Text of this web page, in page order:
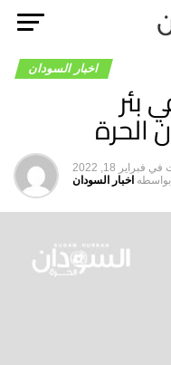
اخبار السودان
بئر
الحرة
في فبراير 18, 2022
بواسطه اخبار السودان